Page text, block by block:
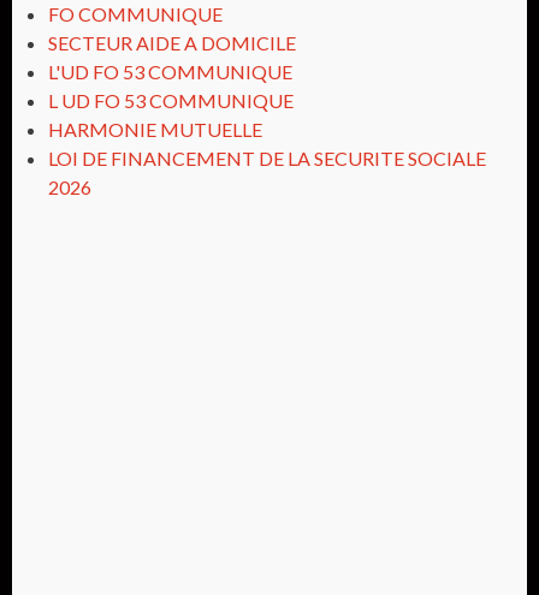
FO COMMUNIQUE
SECTEUR AIDE A DOMICILE
L'UD FO 53 COMMUNIQUE
L UD FO 53 COMMUNIQUE
HARMONIE MUTUELLE
LOI DE FINANCEMENT DE LA SECURITE SOCIALE
2026